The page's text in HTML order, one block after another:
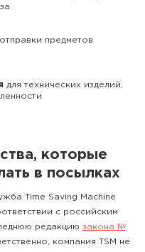
предметов
для технических изделий,
которые
в посылках
Time Saving Machine
с российским
редакцию закона №
компания TSM не